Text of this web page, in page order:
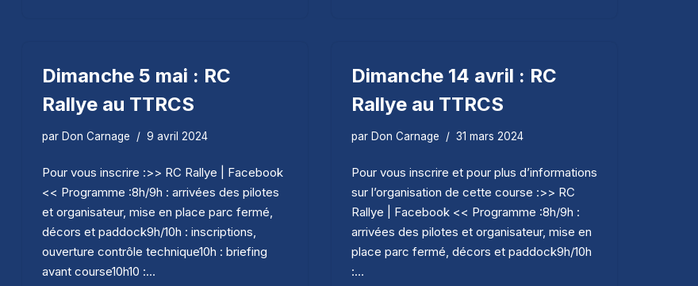
Dimanche 5 mai : RC
Rallye au TTRCS
par Don Carnage 9 avril 2024
Pour vous inscrire :>> RC Rallye | Facebook
<< Programme :8h/9h : arrivées des pilotes
et organisateur, mise en place parc fermé,
décors et paddock9h/10h : inscriptions,
ouverture contrôle technique10h : briefing
avant course10h10 :…
Dimanche 14 avril : RC
Rallye au TTRCS
par Don Carnage 31 mars 2024
Pour vous inscrire et pour plus d’informations
sur l’organisation de cette course :>> RC
Rallye | Facebook << Programme :8h/9h :
arrivées des pilotes et organisateur, mise en
place parc fermé, décors et paddock9h/10h
:…